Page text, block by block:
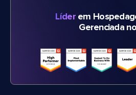
Líderem
Gerenciada